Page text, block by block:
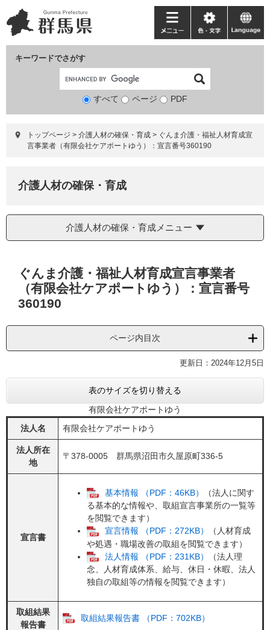
ー
ジ
ニ
ュ
て
キーワードでさがす
検
象
すべて ページ PDF
メ
ニ
ー
色・
文
language
トップページ > 介護人材の確保・育成 > ぐんま介護・福祉人材育成宣
言事業者（有限会社ケアポートゆう）：宣言番号360190
介護人材の確保・育成
介護人材の確保・育成メニュー
ぐんま介護・福祉人材育成宣言事業者
（有限会社ケアポートゆう）：宣言番号
360190
ページ内目次
更新日：2024年12月5日
表のサイズを切り替える
有限会社ケアポートゆう
法人名
有限会社ケアポートゆう
法人所在
地
〒378-0005 群馬県沼田市久屋原町336-5
宣言書
基本情報 （PDF：46KB）
（法人に関す
る基本的な情報や、取組宣言事業所の一覧等
を閲覧できます）
宣言情報 （PDF：272KB）
（人材育成
や処遇・職場改善の取組を閲覧できます）
法人情報 （PDF：231KB）
（法人理
念、人材育成体系、給与、休日・休暇、法人
独自の取組等の情報を閲覧できます）
取組結果
報告書
取組結果報告書 （PDF：702KB）